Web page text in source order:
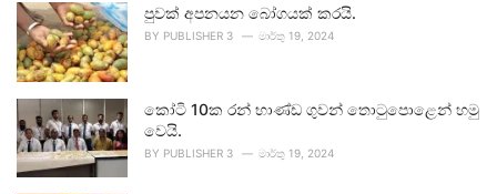
පුවක් අපනයන බෝගයක් කරයි.
BY PUBLISHER 3 මාර්තු 19, 2024
කෝටි 10ක රන් භාණ්ඩ ගුවන් තොටුපොළෙන් හමු
වෙයි.
BY PUBLISHER 3 මාර්තු 19, 2024